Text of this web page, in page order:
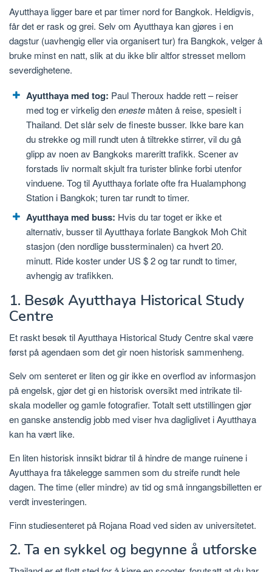
Ayutthaya ligger bare et par timer nord for Bangkok. Heldigvis,
får det er rask og grei. Selv om Ayutthaya kan gjøres i en
dagstur (uavhengig eller via organisert tur) fra Bangkok, velger å
bruke minst en natt, slik at du ikke blir altfor stresset mellom
severdighetene.
Ayutthaya med tog: Paul Theroux hadde rett – reiser
med tog er virkelig deneneste måten å reise, spesielt i
Thailand. Det slår selv de fineste busser. Ikke bare kan
du strekke og mill rundt uten å tiltrekke stirrer, vil du gå
glipp av noen av Bangkoks mareritt trafikk. Scener av
forstads liv normalt skjult fra turister blinke forbi utenfor
vinduene. Tog til Ayutthaya forlate ofte fra Hualamphong
Station i Bangkok; turen tar rundt to timer.
Ayutthaya med buss: Hvis du tar toget er ikke et
alternativ, busser til Ayutthaya forlate Bangkok Moh Chit
stasjon (den nordlige bussterminalen) ca hvert 20.
minutt. Ride koster under US $ 2 og tar rundt to timer,
avhengig av trafikken.
1. Besøk Ayutthaya Historical Study
Centre
Et raskt besøk til Ayutthaya Historical Study Centre skal være
først på agendaen som det gir noen historisk sammenheng.
Selv om senteret er liten og gir ikke en overflod av informasjon
på engelsk, gjør det gi en historisk oversikt med intrikate til-
skala modeller og gamle fotografier. Totalt sett utstillingen gjør
en ganske anstendig jobb med viser hva dagliglivet i Ayutthaya
kan ha vært like.
En liten historisk innsikt bidrar til å hindre de mange ruinene i
Ayutthaya fra tåkelegge sammen som du streife rundt hele
dagen. The time (eller mindre) av tid og små inngangsbilletten er
verdt investeringen.
Finn studiesenteret på Rojana Road ved siden av universitetet.
2. Ta en sykkel og begynne å utforske